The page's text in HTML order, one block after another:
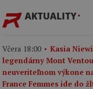
AKTUALITY
Včera 18:00
Kasia
legendárny Mont
neuveriteľnom výkone
France Femmes ide do